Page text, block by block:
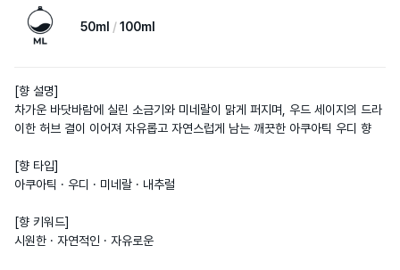
50ml 100ml
[향 설명]
차가운 바닷바람에 실린 소금기와 미네랄이 맑게 퍼지며, 우드 세이지의 드라
이한 허브 결이 이어져 자유롭고 자연스럽게 남는 깨끗한 아쿠아틱 우디 향
[향 타입]
아쿠아틱 · 우디 · 미네랄 · 내추럴
[향 키워드]
시원한 · 자연적인 · 자유로운